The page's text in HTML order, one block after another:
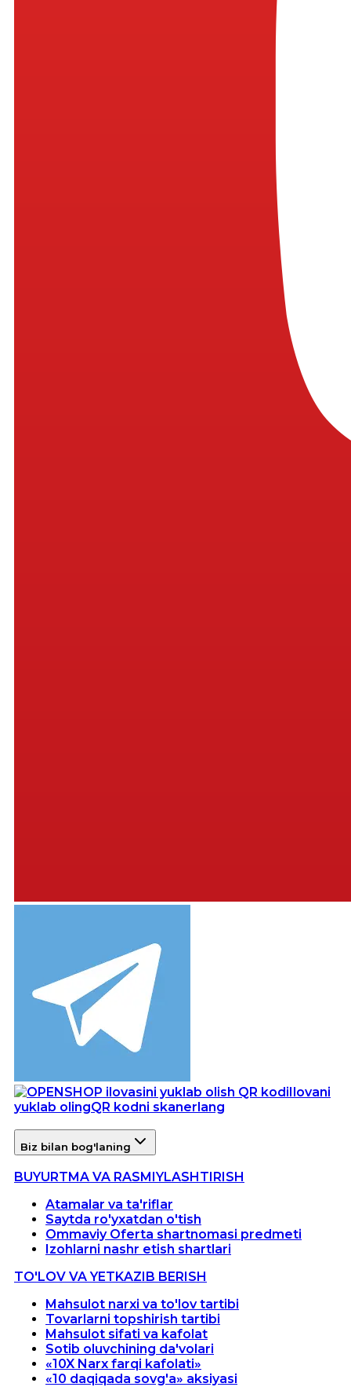
Ilovani
yuklab olingQR kodni skanerlang
Biz bilan bog'laning
BUYURTMA VA RASMIYLASHTIRISH
Atamalar va ta'riflar
Saytda ro'yxatdan o'tish
Ommaviy Oferta shartnomasi predmeti
Izohlarni nashr etish shartlari
TO'LOV VA YETKAZIB BERISH
Mahsulot narxi va to'lov tartibi
Tovarlarni topshirish tartibi
Mahsulot sifati va kafolat
Sotib oluvchining da'volari
«10X Narx farqi kafolati»
«10 daqiqada sovg'a» aksiyasi